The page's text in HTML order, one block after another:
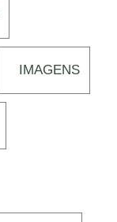
IMAGENS